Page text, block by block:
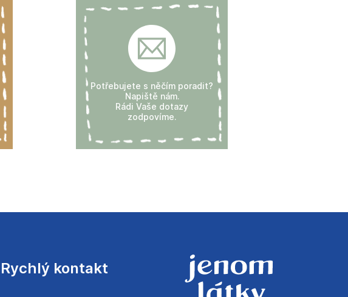
Potřebujete s něčím poradit?
Napiště nám.
Rádi Vaše dotazy
zodpovíme.
Rychlý kontakt